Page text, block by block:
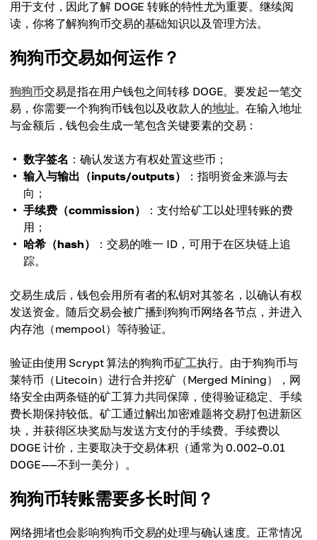
用于支付，因此了解 DOGE 转账的特性尤为重要。继续阅
读，你将了解狗狗币交易的基础知识以及管理方法。
狗狗币交易如何运作？
狗狗币交易是指在用户钱包之间转移 DOGE。要发起一笔交
易，你需要一个狗狗币钱包以及收款人的地址。在输入地址
与金额后，钱包会生成一笔包含关键要素的交易：
数字签名 ：确认发送方有权处置这些币；
输入与输出（inputs/outputs）
：指明资金来源与去
向；
手续费（commission）
：支付给矿工以处理转账的费
用；
哈希（hash）
：交易的唯一 ID，可用于在区块链上追
踪。
交易生成后，钱包会用所有者的私钥对其签名，以确认有权
发送资金。随后交易会被广播到狗狗币网络各节点，并进入
内存池（mempool）等待验证。
验证由使用 Scrypt 算法的狗狗币矿工执行。由于狗狗币与
莱特币（Litecoin）进行合并挖矿（Merged Mining），网
络安全由两条链的矿工算力共同保障，使得验证稳定、手续
费长期保持较低。矿工通过解出加密难题将交易打包进新区
块，并获得区块奖励与发送方支付的手续费。手续费以
DOGE 计价，主要取决于交易体积（通常为 0.002–0.01
DOGE——不到一美分）。
狗狗币转账需要多长时间？
网络拥堵也会影响狗狗币交易的处理与确认速度。正常情况